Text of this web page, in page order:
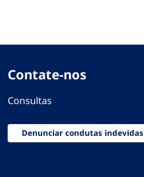
Contate-nos
Consultas
Denunciar condutas indevidas